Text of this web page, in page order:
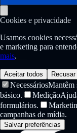
Cookies e privacidade
Usamos cookies
e marketing para
mais.
Aceitar todos
NecessáriosMantêm
básico.
Medição
formulários.
campanhas de mídia.
Salvar preferências